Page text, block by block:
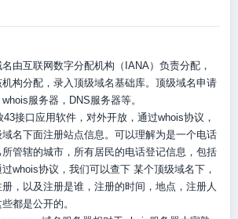
名由互联网数字分配机构（IANA）负责分配，
构分配，录入顶级域名基础库。顶级域名申请
服务器，DNS服务器等。
接口应用软件，对外开放，通过whois协议，
名下面注册站点信息。可以理解为是一个电话
管辖的城市，所有居民的电话登记信息，包括
whois协议，我们可以查下 某个顶级域名下，
，以及注册是谁，注册的时间，地点，注册人
都是公开的。